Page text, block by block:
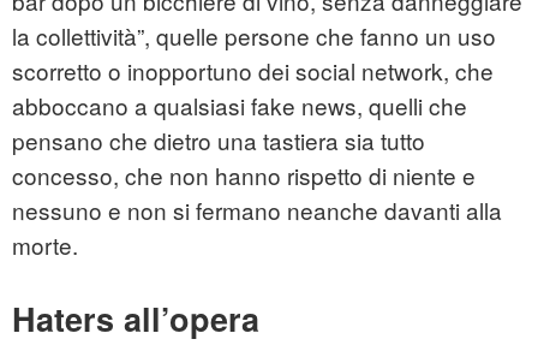
la collettività”, quelle persone che fanno un uso
scorretto o inopportuno dei social network, che
abboccano a qualsiasi fake news, quelli che
pensano che dietro una tastiera sia tutto
concesso, che non hanno rispetto di niente e
nessuno e non si fermano neanche davanti alla
morte.
Haters all’opera